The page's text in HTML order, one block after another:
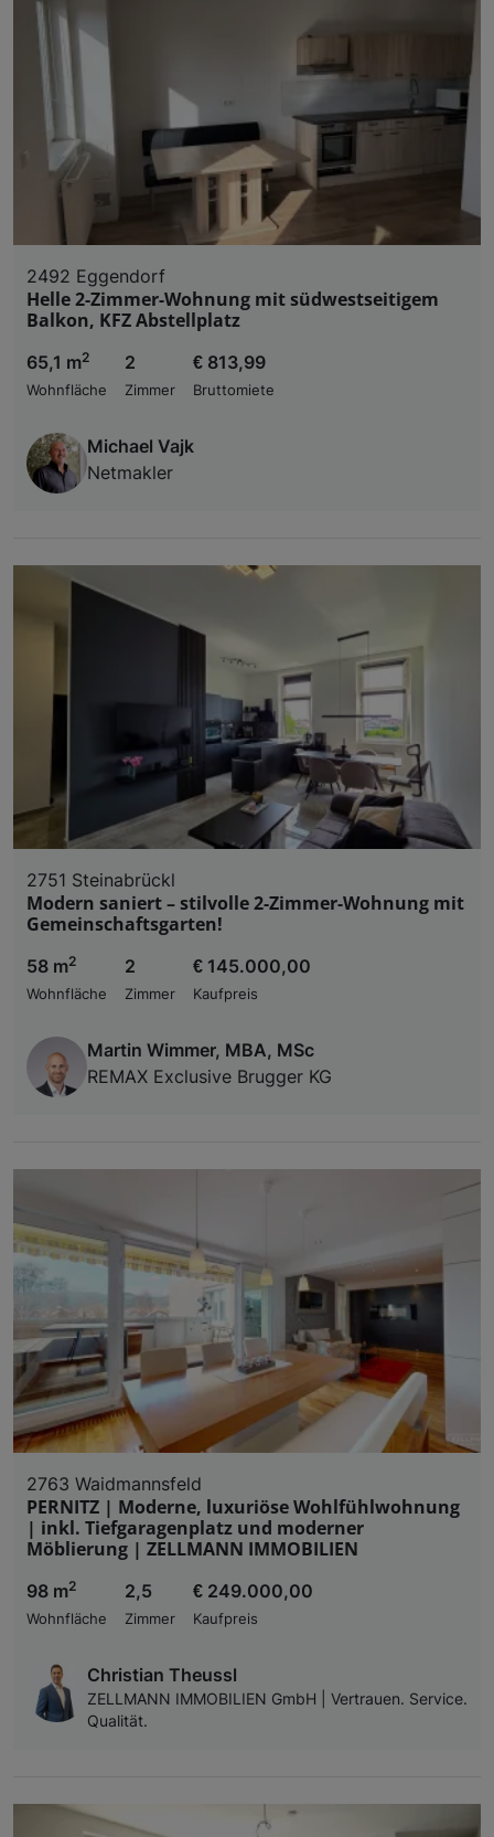
2492 Eggendorf
Helle 2-Zimmer-Wohnung mit südwestseitigem
Balkon, KFZ Abstellplatz
65,1 m2
Wohnfläche
2
Zimmer
€ 813,99
Bruttomiete
Michael Vajk
Netmakler
2751 Steinabrückl
Modern saniert – stilvolle 2-Zimmer-Wohnung mit
Gemeinschaftsgarten!
58 m2
Wohnfläche
2
Zimmer
€ 145.000,00
Kaufpreis
Martin Wimmer, MBA, MSc
REMAX Exclusive Brugger KG
2763 Waidmannsfeld
PERNITZ | Moderne, luxuriöse Wohlfühlwohnung
| inkl. Tiefgaragenplatz und moderner
Möblierung | ZELLMANN IMMOBILIEN
98 m2
Wohnfläche
2,5
Zimmer
€ 249.000,00
Kaufpreis
Christian Theussl
ZELLMANN IMMOBILIEN GmbH | Vertrauen. Service.
Qualität.